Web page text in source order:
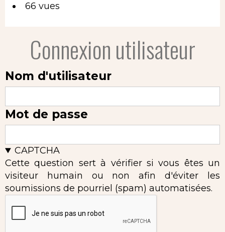
66 vues
Connexion utilisateur
Nom d'utilisateur
Mot de passe
CAPTCHA
Cette question sert à vérifier si vous êtes un
visiteur humain ou non afin d'éviter les
soumissions de pourriel (spam) automatisées.